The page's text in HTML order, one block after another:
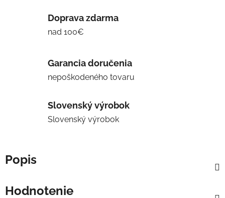
Doprava zdarma
nad 100€
Garancia doručenia
nepoškodeného tovaru
Slovenský výrobok
Slovenský výrobok
Popis
Hodnotenie